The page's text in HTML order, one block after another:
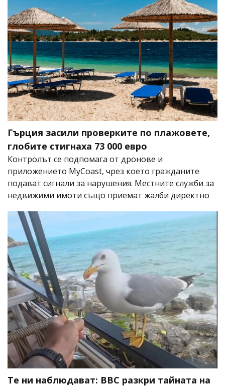
Гърция засили проверките по плажовете,
глобите стигнаха 73 000 евро
Контролът се подпомага от дронове и
приложението MyCoast, чрез което гражданите
подават сигнали за нарушения. Местните служби за
недвижими имоти също приемат жалби директно
Те ни наблюдават: BBC разкри тайната на